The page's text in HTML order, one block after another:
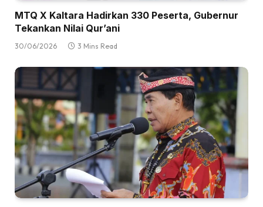
MTQ X Kaltara Hadirkan 330 Peserta, Gubernur
Tekankan Nilai Qur’ani
30/06/2026 3 Mins Read